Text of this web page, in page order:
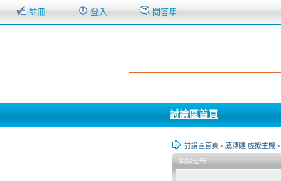
註冊 登入 問答集
討論區首頁
討論區首頁 ‹ 威博達-虛擬主機 ‹
網站公告